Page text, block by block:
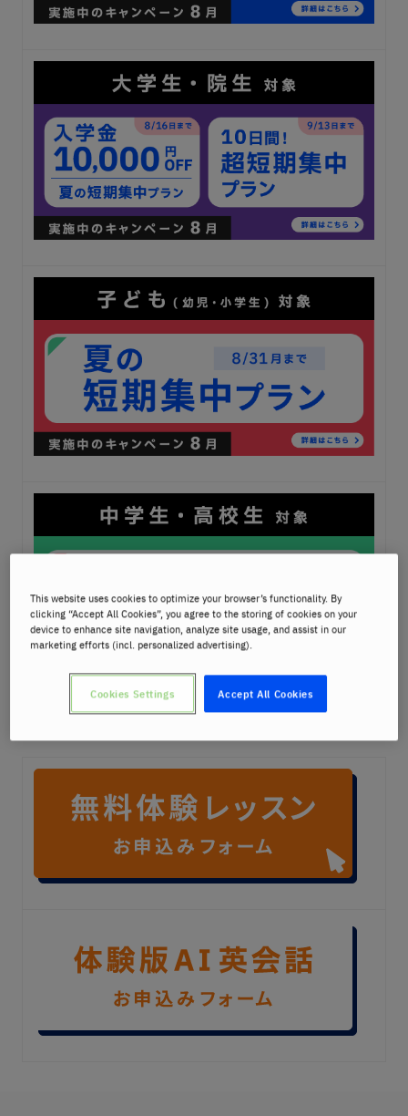
This website uses cookies to optimize your browser’s functionality. By
clicking “Accept All Cookies”, you agree to the storing of cookies on your
device to enhance site navigation, analyze site usage, and assist in our
marketing efforts (incl. personalized advertising).
Accept All Cookies
Cookies Settings